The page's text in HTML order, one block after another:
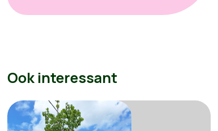
Ook interessant